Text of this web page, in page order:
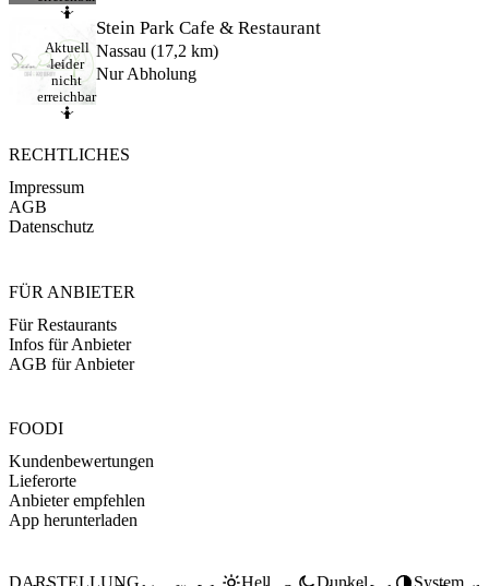
🤷
Stein Park Cafe & Restaurant
Nassau (17,2 km)
Nur Abholung
Aktuell
leider
nicht
erreichbar
🤷
RECHTLICHES
Impressum
AGB
Datenschutz
FÜR ANBIETER
Für Restaurants
Infos für Anbieter
AGB für Anbieter
FOODI
Kundenbewertungen
Lieferorte
Anbieter empfehlen
App herunterladen
DARSTELLUNG Hell Dunkel System